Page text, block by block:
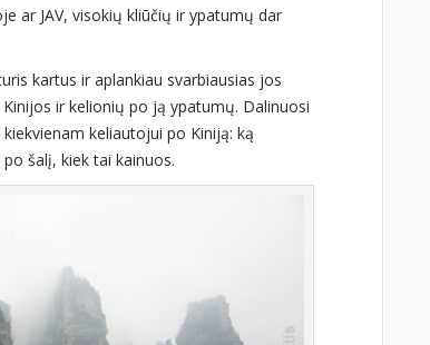
ar JAV, visokių kliūčių ir ypatumų dar
kartus ir aplankiau svarbiausias jos
ir kelionių po ją ypatumų. Dalinuosi
keliautojui po Kiniją: ką
šalį, kiek tai kainuos.